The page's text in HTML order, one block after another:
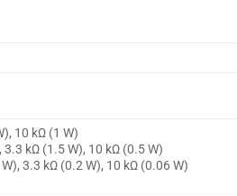
10 kΩ (1 W)
3.3 kΩ (1.5 W), 10 kΩ (0.5 W)
3.3 kΩ (0.2 W), 10 kΩ (0.06 W)